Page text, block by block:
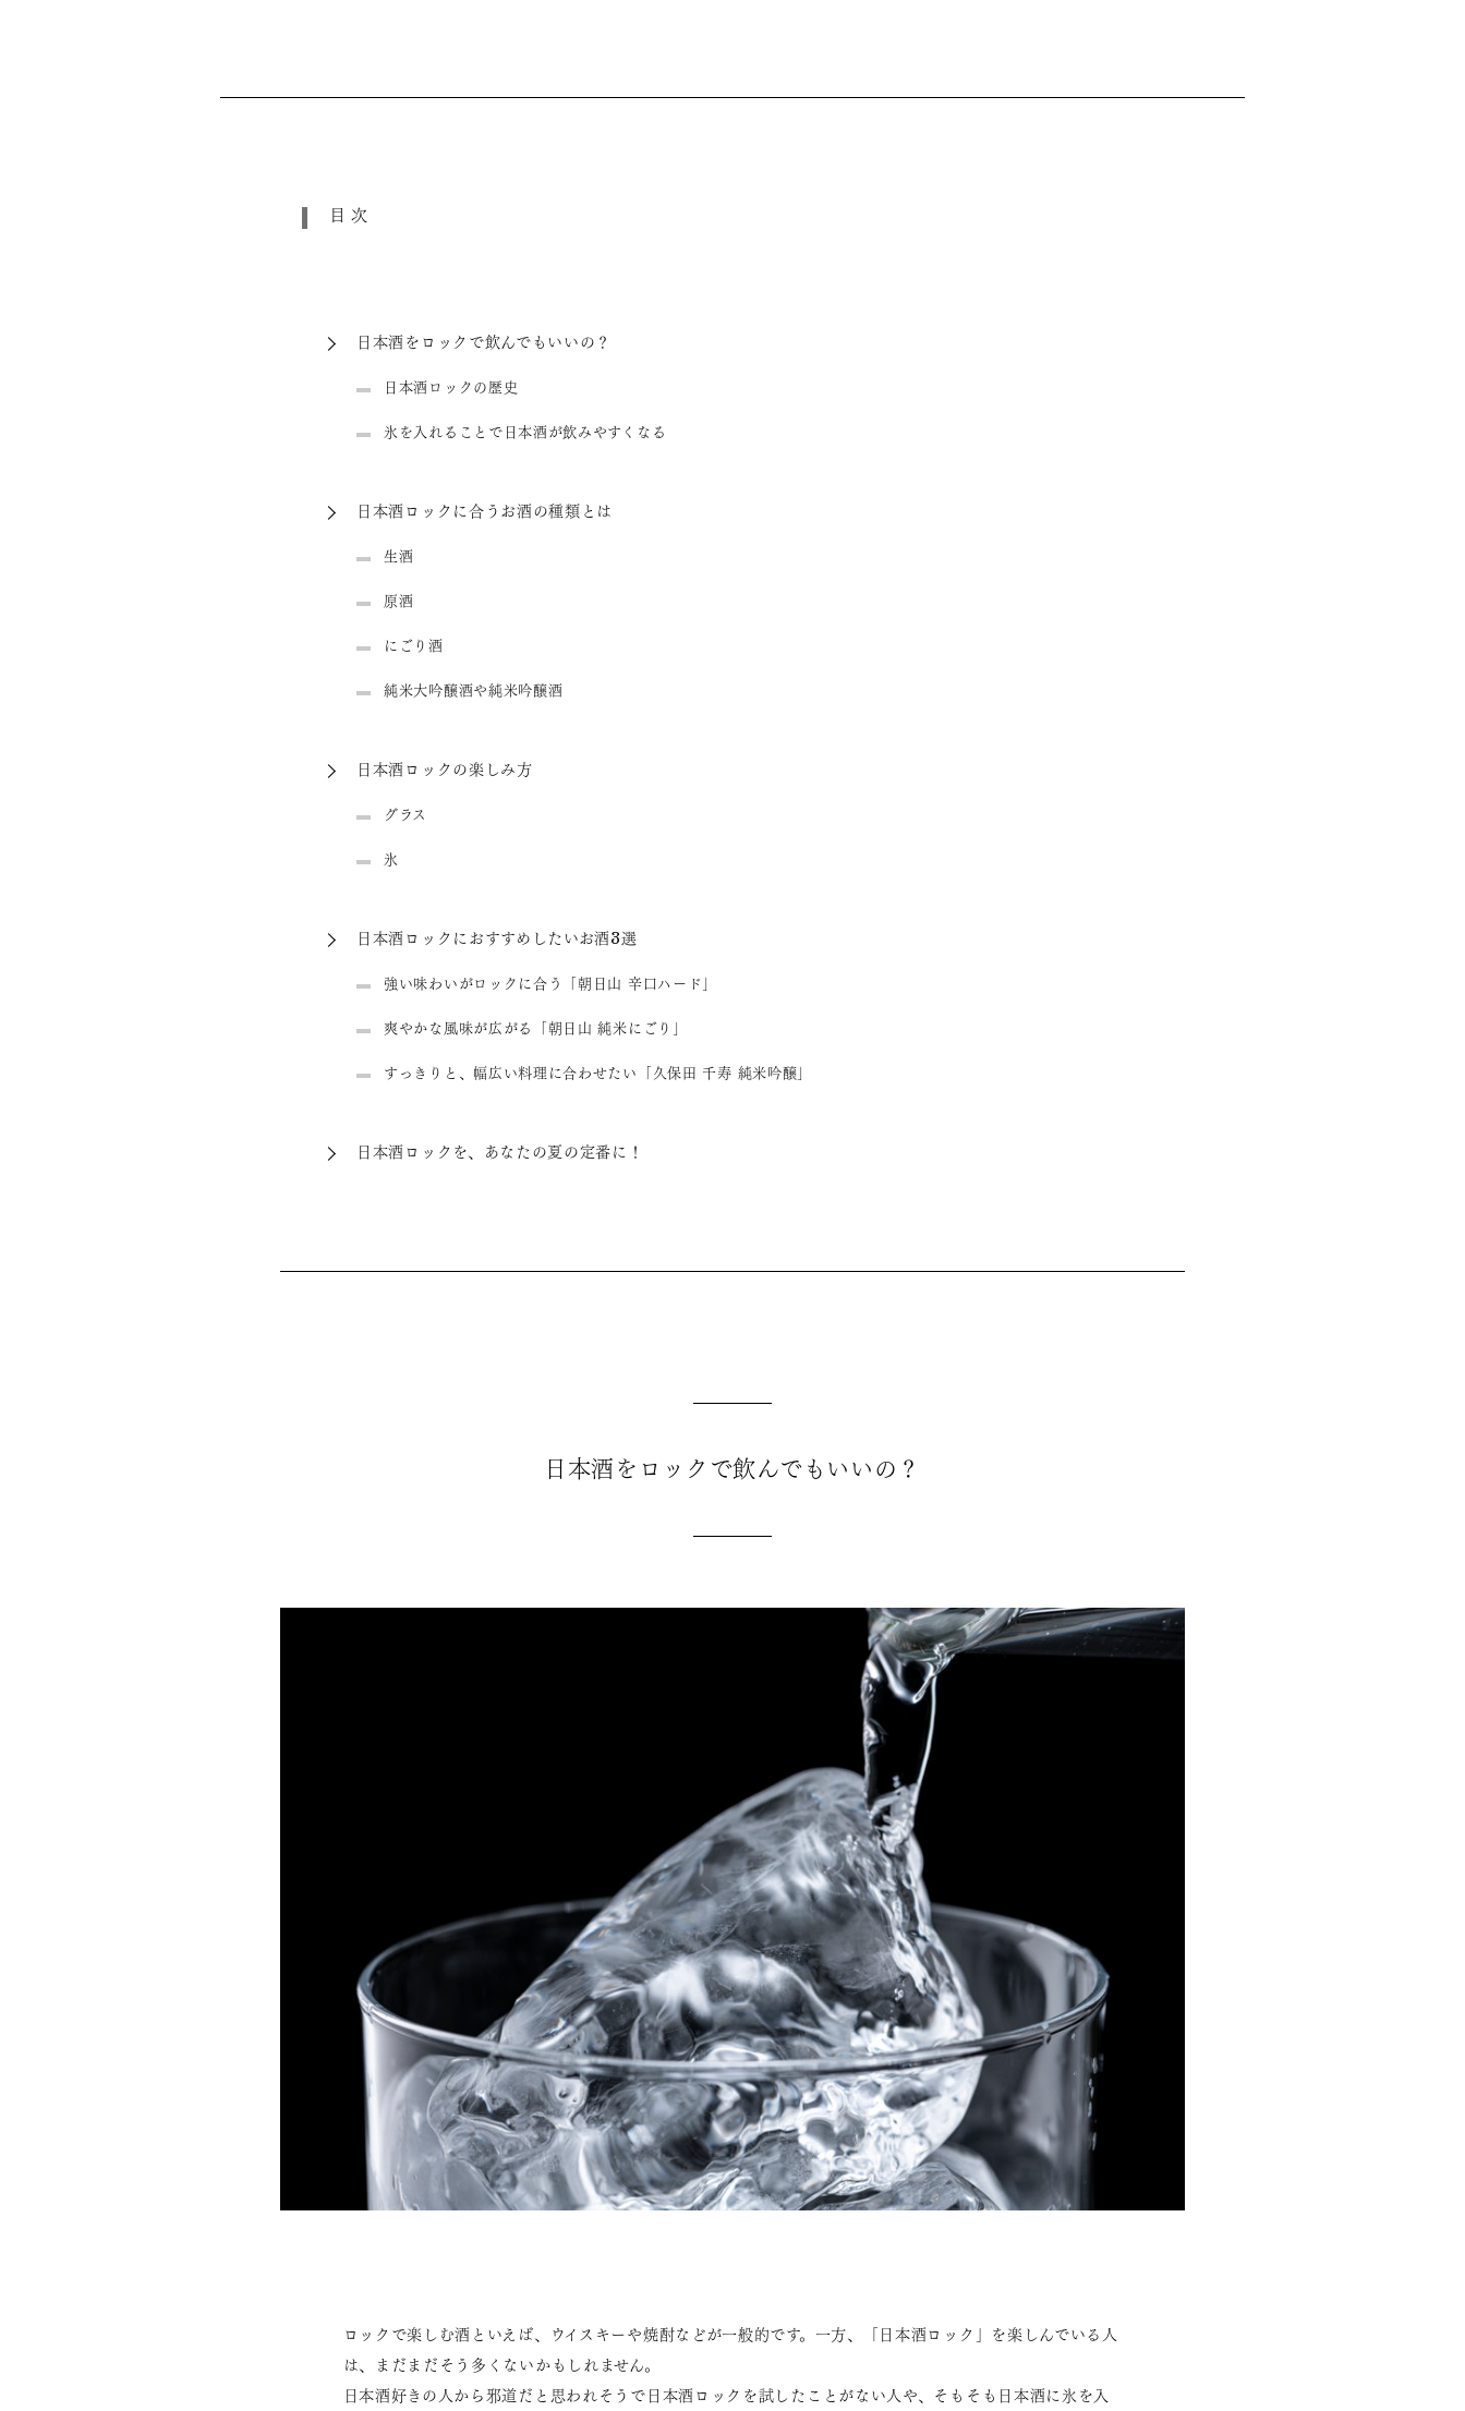
目次
日本酒をロックで飲んでもいいの？
日本酒ロックの歴史
氷を入れることで日本酒が飲みやすくなる
日本酒ロックに合うお酒の種類とは
生酒
原酒
にごり酒
純米大吟醸酒や純米吟醸酒
日本酒ロックの楽しみ方
グラス
氷
日本酒ロックにおすすめしたいお酒3選
強い味わいがロックに合う「朝日山 辛口ハード」
爽やかな風味が広がる「朝日山 純米にごり」
すっきりと、幅広い料理に合わせたい「久保田 千寿 純米吟醸」
日本酒ロックを、あなたの夏の定番に！
日本酒をロックで飲んでもいいの？
ロックで楽しむ酒といえば、ウイスキーや焼酎などが一般的です。一方、「日本酒ロック」を楽しんでいる人
は、まだまだそう多くないかもしれません。
日本酒好きの人から邪道だと思われそうで日本酒ロックを試したことがない人や、そもそも日本酒に氷を入